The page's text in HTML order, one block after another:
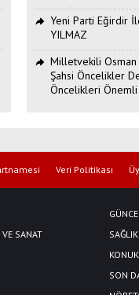
Yeni Parti Eğirdir
YILMAZ
Milletvekili Osman
Şahsi Öncelikler
Öncelikleri Önemli
Veri Politikası
SANAT
SAĞLIK
SON